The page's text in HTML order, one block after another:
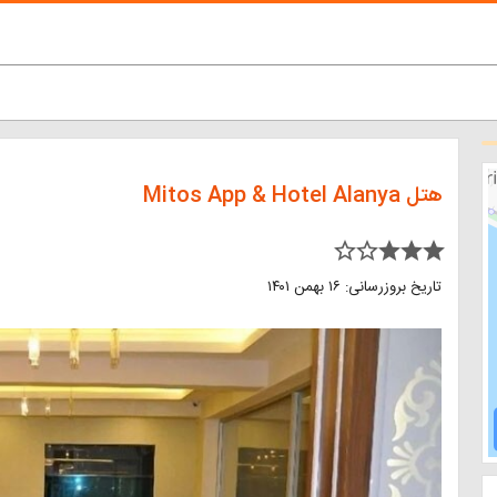
هتل Mitos App & Hotel Alanya
star_border star_border star star star
تاریخ بروزرسانی: ۱۶ بهمن ۱۴۰۱